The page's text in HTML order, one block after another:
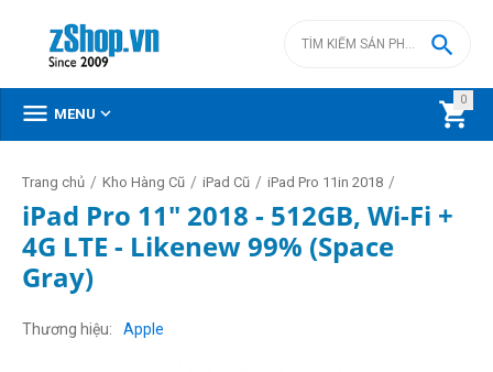
0


 MENU 
Trang chủ / Kho Hàng Cũ / iPad Cũ / iPad Pro 11in 2018 /
iPad Pro 11" 2018 - 512GB, Wi-Fi +
4G LTE - Likenew 99% (Space
Gray)
Thương hiệu Apple